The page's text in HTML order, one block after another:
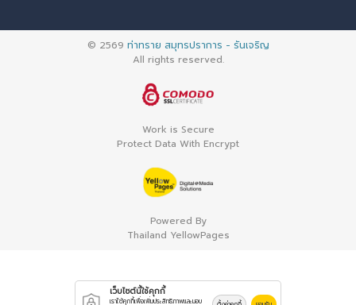
© 2569 ท่าทราย สมุทรปราการ - รันเจริญ
All rights reserved.
Work is Secure
Protect Data With Encrypt
Powered By
Thailand YellowPages
เว็บไซต์นี้ใช้คุกกี้
เราใช้คุกกี้เพื่อเพิ่มประสิทธิภาพและมอบ